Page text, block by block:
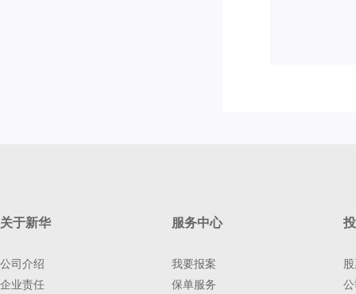
关于新华
公司介绍
企业责任
服务中心
我要报案
保单服务